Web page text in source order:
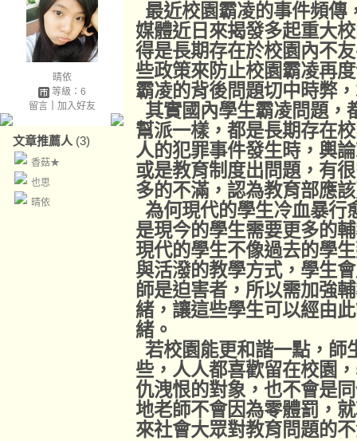
晴依
等級：6
留言｜ 加入好友
文章推薦人 (3)
香菇★
也思
晴依
最近校園霸凌的事件頻傳
媒體近日來揭發多起重大
得是長期存在於校園內不
些政策來防止校園霸凌再
霸凌的背後問題切中時弊
其實國內學生霸凌問題，
幫派一樣，都是長期存在
人的犯罪事件發生時，輿
或是教育制度出問題，有
多的不滿，認為教育部應
為何現代的學生冷血暴行
是現今的學生需要更多的
現代的學生不像過去的學
與活潑的教學方式，學生
師是迫害者，所以需加強
緒，讓這些學生可以經由
緒。
若校園能更和諧一點，師
些，人人都喜歡留在校園
仇洩恨的對象，也不會是
地老師不會因為零體罰，
來社會大眾對教育問題的